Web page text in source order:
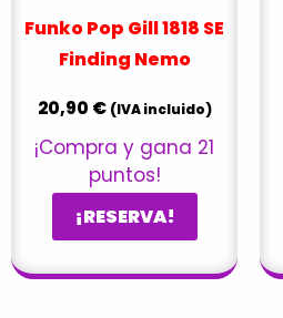
Funko Pop Gill 1818 SE
Finding Nemo
20,90 € (IVA incluido)
¡Compra y gana 21
puntos!
¡RESERVA!